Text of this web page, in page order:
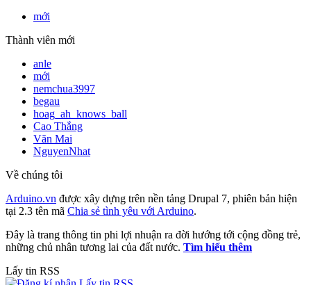
mới
Thành viên mới
anle
mới
nemchua3997
begau
hoag_ah_knows_ball
Cao Thắng
Văn Mai
NguyenNhat
Về chúng tôi
Arduino.vn được xây dựng trên nền tảng Drupal 7, phiên bản hiện
tại 2.3 tên mã Chia sẻ tình yêu với Arduino.
Đây là trang thông tin phi lợi nhuận ra đời hướng tới cộng đồng trẻ,
những chủ nhân tương lai của đất nước. Tìm hiểu thêm
Lấy tin RSS